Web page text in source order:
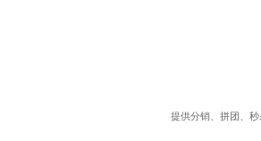
提供分销、拼团、